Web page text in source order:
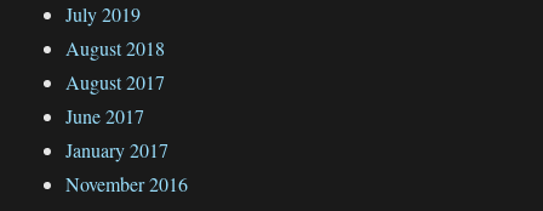
July 2019
August 2018
August 2017
June 2017
January 2017
November 2016